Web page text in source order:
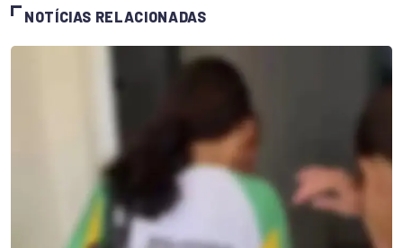
NOTÍCIAS RELACIONADAS